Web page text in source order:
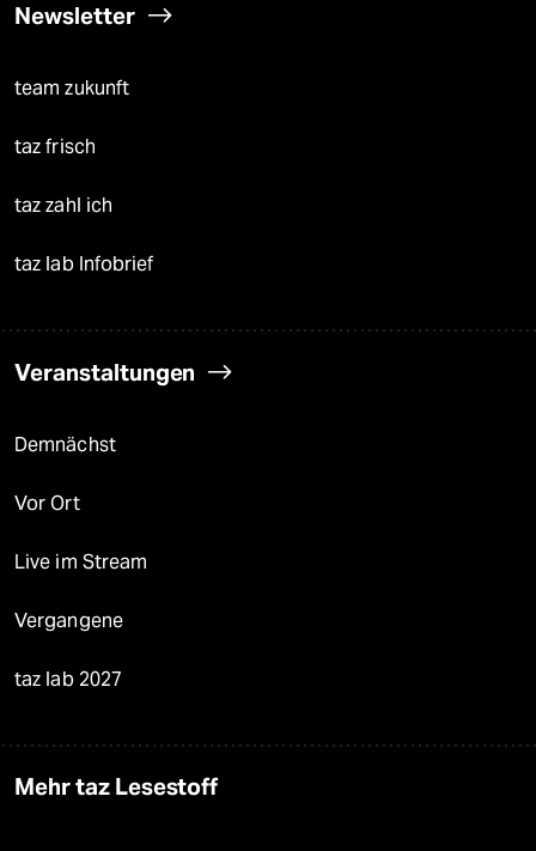
Newsletter
team zukunft
taz frisch
taz zahl ich
taz lab Infobrief
Veranstaltungen
Demnächst
Vor Ort
Live im Stream
Vergangene
taz lab 2027
Mehr taz Lesestoff